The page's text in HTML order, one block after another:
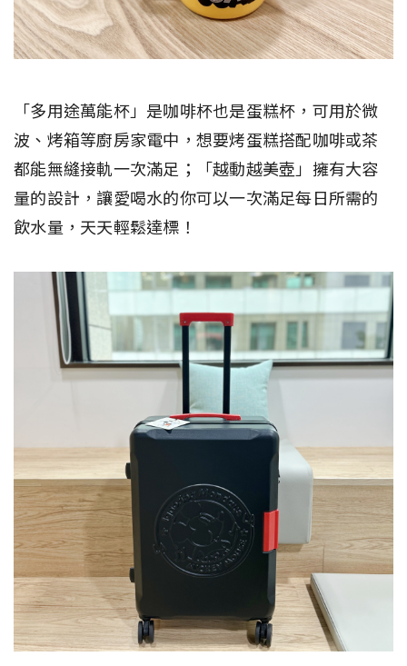
「多用途萬能杯」是咖啡杯也是蛋糕杯，可用於微
波、烤箱等廚房家電中，想要烤蛋糕搭配咖啡或茶
都能無縫接軌一次滿足；「越動越美壺」擁有大容
量的設計，讓愛喝水的你可以一次滿足每日所需的
飲水量，天天輕鬆達標！